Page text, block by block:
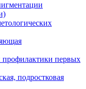
первых
подростковая